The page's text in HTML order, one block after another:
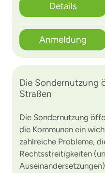
Details
Anmeldung
Die Sondernutzung
Straßen
Die Sondernutzung
die Kommunen ein
zahlreiche Probleme,
Rechtsstreitigkeiten